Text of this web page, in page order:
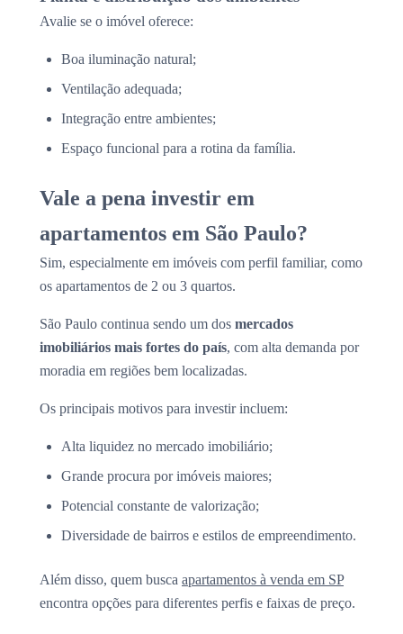
Avalie se o imóvel oferece:
Boa iluminação natural;
Ventilação adequada;
Integração entre ambientes;
Espaço funcional para a rotina da família.
Vale a pena investir em
apartamentos em São Paulo?
Sim, especialmente em imóveis com perfil familiar, como
os apartamentos de 2 ou 3 quartos.
São Paulo continua sendo um dos mercados
imobiliários mais fortes do país, com alta demanda por
moradia em regiões bem localizadas.
Os principais motivos para investir incluem:
Alta liquidez no mercado imobiliário;
Grande procura por imóveis maiores;
Potencial constante de valorização;
Diversidade de bairros e estilos de empreendimento.
Além disso, quem busca apartamentos à venda em SP
encontra opções para diferentes perfis e faixas de preço.